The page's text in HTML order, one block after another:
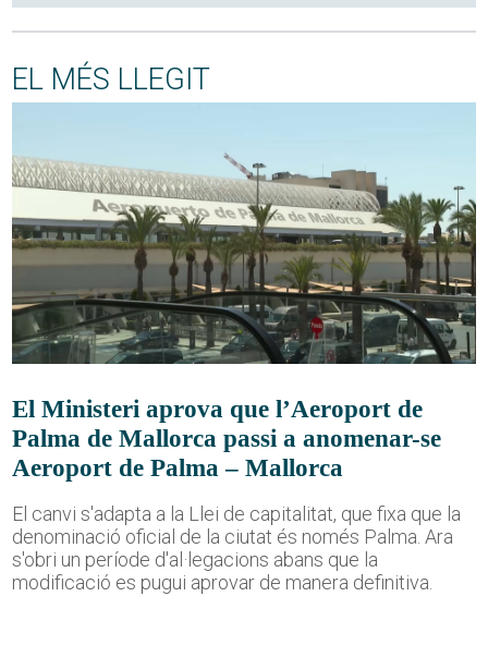
EL MÉS LLEGIT
El Ministeri aprova que l’Aeroport de
Palma de Mallorca passi a anomenar-se
Aeroport de Palma – Mallorca
El canvi s'adapta a la Llei de capitalitat, que fixa que la
denominació oficial de la ciutat és només Palma. Ara
s'obri un període d'al·legacions abans que la
modificació es pugui aprovar de manera definitiva.